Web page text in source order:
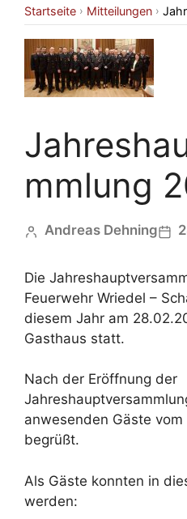
Startseite › Mitteilungen ›
mmlung
Andreas Dehning
Die
Feuerwehr Wriedel –
diesem Jahr am
Gasthaus statt.
Nach der Eröffnung der
anwesenden Gäste
begrüßt.
Als Gäste konnten in
werden: